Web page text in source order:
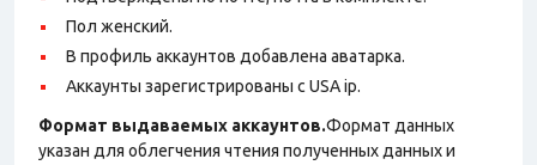
Пол женский.
В профиль аккаунтов добавлена аватарка.
Аккаунты зарегистрированы с USA ip.
Формат выдаваемых аккаунтов.Формат данных
указан для облегчения чтения полученных данных и